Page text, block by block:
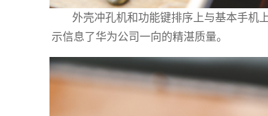
外壳冲孔机和功能键排序上与基本手机
示信息了华为公司一向的精湛质量。